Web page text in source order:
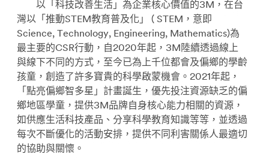
以「科技改善生活」為企業核心價值的3M，在台
灣以「推動STEM教育普及化」 ( STEM，意即
Science, Technology, Engineering, Mathematics)為
最主要的CSR行動，自2020年起，3M陸續透過線上
與線下不同的方式，至今已為上千位都會及偏鄉的學齡
孩童，創造了許多寶貴的科學啟蒙機會。2021年起，
「點亮偏鄉智多星」計畫誕生，優先投注資源缺乏的偏
鄉地區學童，提供3M品牌自身核心能力相關的資源，
如供應生活科技產品、分享科學教育知識等等，並透過
每次不斷優化的活動安排，提供不同利害關係人最適切
的協助與關懷。